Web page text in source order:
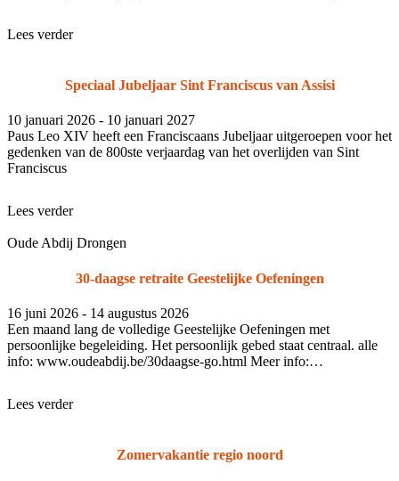
Lees verder
Speciaal Jubeljaar Sint Franciscus van Assisi
10 januari 2026 - 10 januari 2027
Paus Leo XIV heeft een Fran­cis­caans Jubel­jaar uit­ge­roe­pen voor het
gedenken van de 800ste ver­jaar­dag van het over­lij­den van Sint
Fran­cis­cus
Lees verder
Oude Abdij Drongen
30-daagse retraite Geestelijke Oefeningen
16 juni 2026 - 14 augustus 2026
Een maand lang de volledige Geestelijke Oefeningen met
persoonlijke begeleiding. Het persoonlijk gebed staat centraal. alle
info: www.oudeabdij.be/30daagse-go.html Meer info:
Lees verder
Zomervakantie regio noord